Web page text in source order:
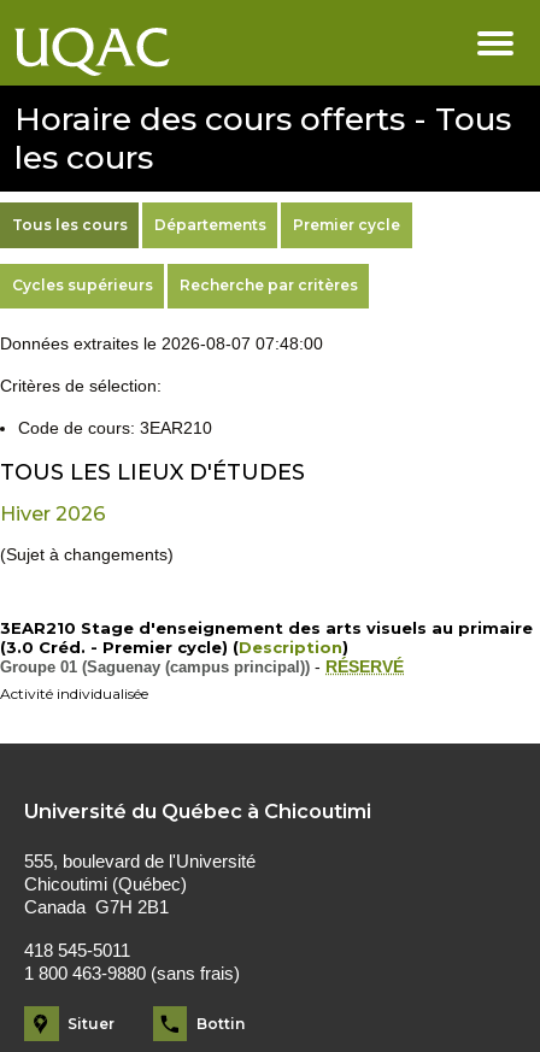
Horaire des cours offerts - Tous
les cours
Tous les cours Départements Premier cycle
Cycles supérieurs Recherche par critères
Données extraites le 2026-08-07 07:48:00
Critères de sélection:
Code de cours: 3EAR210
TOUS LES LIEUX D'ÉTUDES
Hiver 2026
(Sujet à changements)
3EAR210 Stage d'enseignement des arts visuels au primaire
(3.0 Créd. - Premier cycle) (Description)
Groupe 01 (Saguenay (campus principal)) - RÉSERVÉ
Activité individualisée
Université du Québec à Chicoutimi
555, boulevard de l'Université
Chicoutimi (Québec)
Canada G7H 2B1
418 545-5011
1 800 463-9880 (sans frais)
Situer Bottin